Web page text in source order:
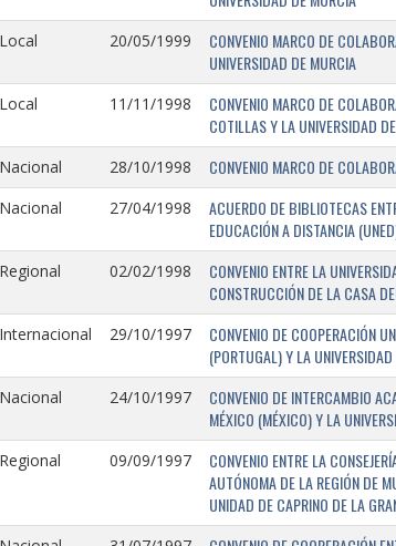
Local 20/05/1999
CONVENIO MARCO DE
UNIVERSIDAD DE MURCIA
Local 11/11/1998
CONVENIO MARCO DE
COTILLAS Y LA UNIVERSIDAD
Nacional 28/10/1998 CONVENIO MARCO DE
Nacional 27/04/1998
ACUERDO DE BIBLIOTECAS
EDUCACIÓN A DISTANCIA
Regional 02/02/1998
CONVENIO ENTRE LA
CONSTRUCCIÓN DE LA CASA
Internacional 29/10/1997
CONVENIO DE COOPERACIÓN
(PORTUGAL) Y LA
Nacional 24/10/1997
CONVENIO DE INTERCAMBIO
MÉXICO (MÉXICO) Y LA
Regional 09/09/1997
CONVENIO ENTRE LA
AUTÓNOMA DE LA REGIÓN DE
UNIDAD DE CAPRINO DE LA